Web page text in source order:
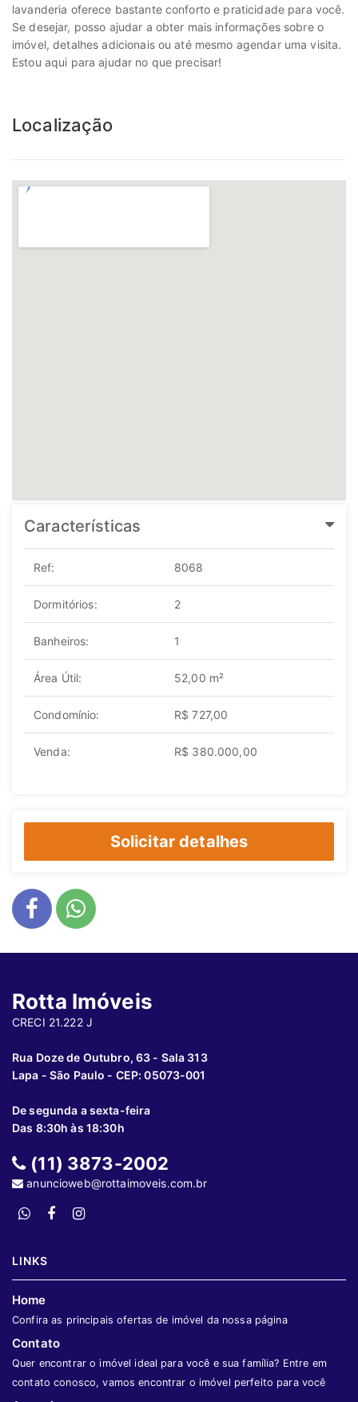
lavanderia oferece bastante conforto e praticidade para você.
Se desejar, posso ajudar a obter mais informações sobre o
imóvel, detalhes adicionais ou até mesmo agendar uma visita.
Estou aqui para ajudar no que precisar!
Localização
Características
Ref: 8068
Dormitórios: 2
Banheiros: 1
Área Útil: 52,00 m²
Condomínio: R$ 727,00
Venda: R$ 380.000,00
Solicitar detalhes
Rotta Imóveis
CRECI 21.222 J
Rua Doze de Outubro, 63 - Sala 313
Lapa - São Paulo - CEP: 05073-001
De segunda a sexta-feira
Das 8:30h às 18:30h
(11) 3873-2002
anuncioweb@rottaimoveis.com.br
LINKS
Home
Confira as principais ofertas de imóvel da nossa página
Contato
Quer encontrar o imóvel ideal para você e sua família? Entre em
contato conosco, vamos encontrar o imóvel perfeito para você